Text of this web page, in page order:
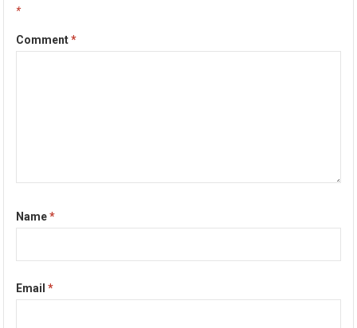
*
Comment*
Name*
Email*